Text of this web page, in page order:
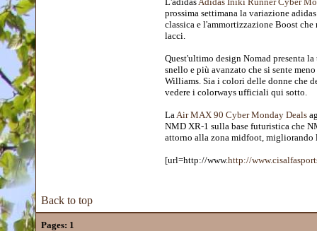
prossima settimana la variazione
classica e l'ammortizzazione Boost
lacci.
Quest'ultimo design Nomad presenta
snello e più avanzato che si sente
Williams. Sia i colori delle donne che
vedere i colorways ufficiali qui sotto.
LaAir MAX 90 Cyber Monday Deals
NMD XR-1 sulla base futuristica che
attorno alla zona midfoot, migliorando
[url=http://www.http://
Back to top
Pages: 1